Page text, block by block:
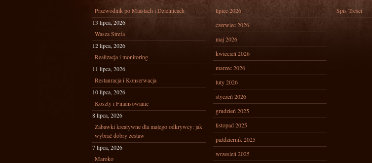
Przewodnik po Miastach i Dzielnicach
13 lipca, 2026
Wasza Strefa
12 lipca, 2026
Realizacja i monitoring
11 lipca, 2026
Restauracja i Konserwacja
10 lipca, 2026
Koszty i Finansowanie
8 lipca, 2026
Zabawki kreatywne dla małego odkrywcy: jak
wybrać dobry zestaw
7 lipca, 2026
Maroko
lipiec 2026
czerwiec 2026
maj 2026
kwiecień 2026
marzec 2026
luty 2026
styczeń 2026
grudzień 2025
listopad 2025
październik 2025
wrzesień 2025
Spis Treści